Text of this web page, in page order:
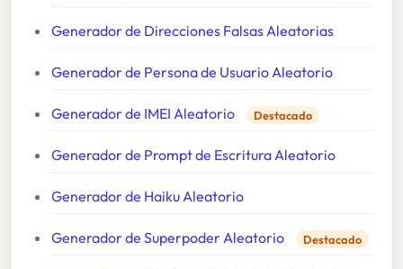
Generador de Direcciones Falsas Aleatorias
Generador de Persona de Usuario Aleatorio
Generador de IMEI Aleatorio Destacado
Generador de Prompt de Escritura Aleatorio
Generador de Haiku Aleatorio
Generador de Superpoder Aleatorio Destacado